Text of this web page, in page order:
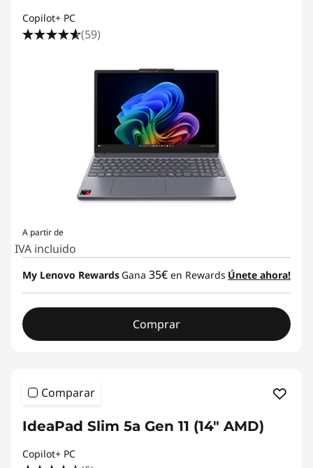
Copilot+ PC
(59)
A partir de
IVA incluido
My Lenovo Rewards Gana 35€ en Rewards Únete ahora!
Comprar
Comparar
IdeaPad Slim 5a Gen 11 (14" AMD)
Copilot+ PC